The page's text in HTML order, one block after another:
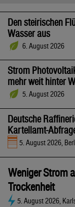
Den steirischen
Wasser aus
6. August 2026
Strom
mehr weit hinter
5. August 2026
Deutsche
Kartellamt-
5. August 2026,
Weniger Strom
Trockenheit
5. August 2026,